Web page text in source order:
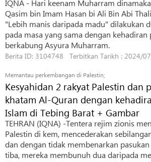
IQNA - Hari keenam Muharram
Qasim bin Imam Hasan bi Ali Bin Abi
"Lebih manis daripada madu" dilakukan
pada masa yang sama dengan
berkabung Asyura Muharram.
Berita ID: 3104748 Terbitkan Tarikh : 2024/
Memantau perkembangan di Palestin;
Kesyahidan 2 rakyat Palestin dan
khatam Al-Quran dengan
Islam di Tebing Barat + Gambar
TEHRAN (IQNA) -Tentera rejim zionis
Palestin di kem, mencederakan
dan dengan tidak membenarkan
tiba, mereka membunuh dua daripada